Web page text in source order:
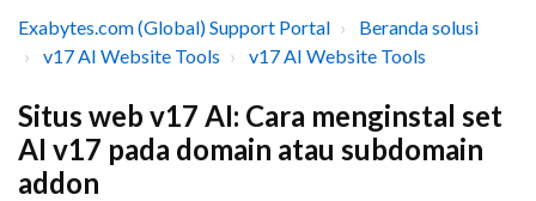
Exabytes.com (Global) Support Portal
Beranda solusi
v17 AI Website Tools
v17 AI Website Tools
Situs web v17 AI: Cara menginstal set
AI v17 pada domain atau subdomain
addon